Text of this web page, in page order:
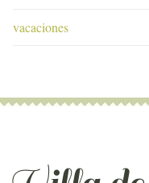
vacaciones